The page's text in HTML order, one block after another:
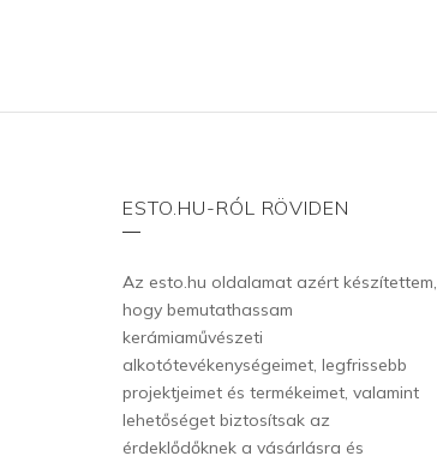
ESTO.HU-RÓL RÖVIDEN
Az esto.hu oldalamat azért készítettem,
hogy bemutathassam
kerámiaművészeti
alkotótevékenységeimet, legfrissebb
projektjeimet és termékeimet, valamint
lehetőséget biztosítsak az
érdeklődőknek a vásárlásra és